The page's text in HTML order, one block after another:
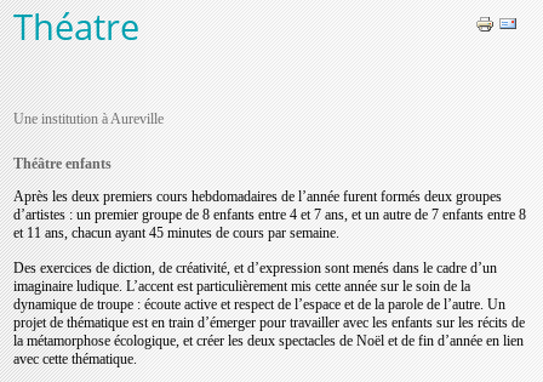
Théatre
Une institution à Aureville
Théâtre enfants
Après les deux premiers cours hebdomadaires de l’année furent formés deux groupes
d’artistes : un premier groupe de 8 enfants entre 4 et 7 ans, et un autre de 7 enfants entre 8
et 11 ans, chacun ayant 45 minutes de cours par semaine.
Des exercices de diction, de créativité, et d’expression sont menés dans le cadre d’un
imaginaire ludique. L’accent est particulièrement mis cette année sur le soin de la
dynamique de troupe : écoute active et respect de l’espace et de la parole de l’autre. Un
projet de thématique est en train d’émerger pour travailler avec les enfants sur les récits de
la métamorphose écologique, et créer les deux spectacles de Noël et de fin d’année en lien
avec cette thématique.